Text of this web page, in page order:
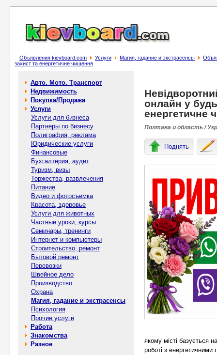
Объявления kievboard.com Услуги Магия, гадание и экстрасенсы
захист та енергетичне чищення
Авто. Мото. Транспорт
Недвижимость
Покупка/Продажа
Услуги
Услуги для бизнеса
Партнеры по бизнесу
Полиграфия, реклама
Юридические услуги
Финансовые
Бухгалтерия, аудит
Туризм, визы
Торжества, развлечения
Питание
Видео и фотосъемка
Красота, здоровье
Услуги для животных
Частные уроки, курсы
Семинары, тренинги
Интернет и компьютеры
Строительство, ремонт
Бытовой ремонт
Перевозки
Швейное дело
Производство
Охрана
Магия, гадание и экстрасенсы
Психология
Прочие услуги
Работа
Знакомства
Разное
онлайн у
енергетичне
Полтава и область /
Поднять
якому місті базується
роботі з енергетичними